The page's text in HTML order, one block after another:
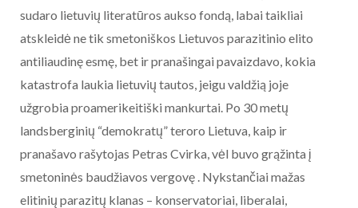
sudaro lietuvių literatūros aukso fondą, labai taikliai
atskleidė ne tik smetoniškos Lietuvos parazitinio elito
antiliaudinę esmę, bet ir pranašingai pavaizdavo, kokia
katastrofa laukia lietuvių tautos, jeigu valdžią joje
užgrobia proamerikeitiški mankurtai. Po 30 metų
landsberginių “demokratų” teroro Lietuva, kaip ir
pranašavo rašytojas Petras Cvirka, vėl buvo grąžinta į
smetoninės baudžiavos vergovę . Nykstančiai mažas
elitinių parazitų klanas – konservatoriai, liberalai,